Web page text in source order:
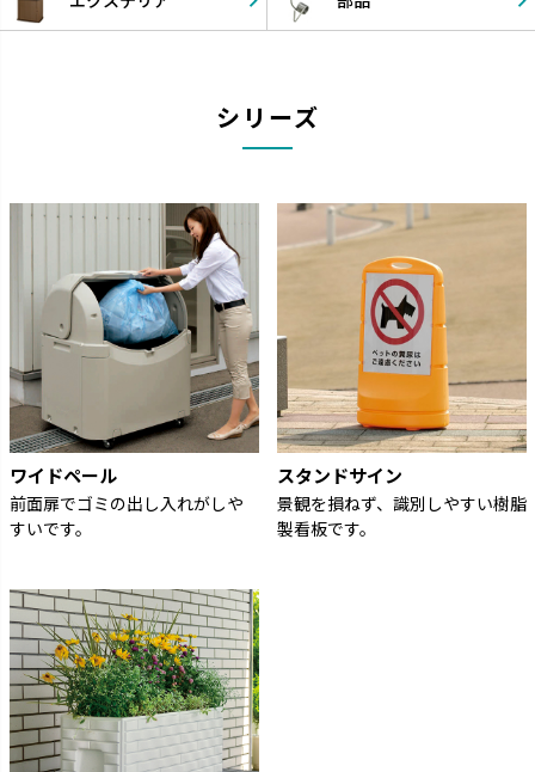
シリーズ
ワイドペール
前面扉でゴミの出し入れがしや
すいです。
スタンドサイン
景観を損ねず、識別しやすい樹脂
製看板です。